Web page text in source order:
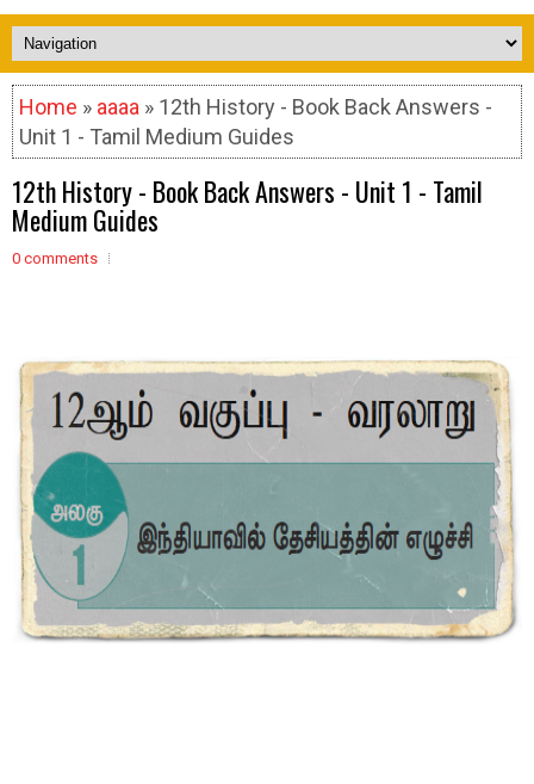
Home » aaaa » 12th History - Book Back Answers -
Unit 1 - Tamil Medium Guides
12th History - Book Back Answers - Unit 1 - Tamil
Medium Guides
0 comments